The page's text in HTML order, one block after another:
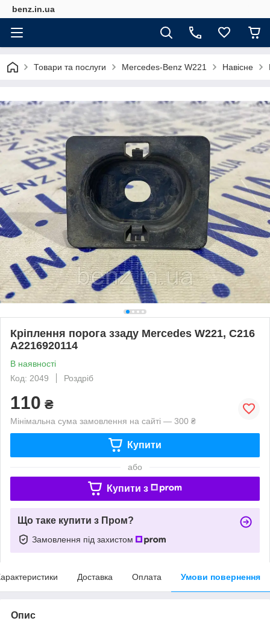
benz.in.ua
Товари та послуги Mercedes-Benz W221 Навісне
Кріплення порога ззаду Mercedes W221, C216
A2216920114
В наявності
Код: 2049
Роздріб
110 ₴
Мінімальна сума замовлення на сайті — 300 ₴
Купити
або
Купити з
Що таке купити з Пром?
Замовлення під захистом
Доставка Оплата Умови повернення
Опис